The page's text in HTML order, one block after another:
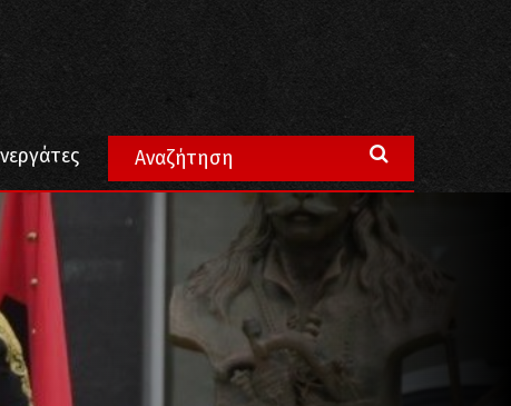
«σκλάβους»